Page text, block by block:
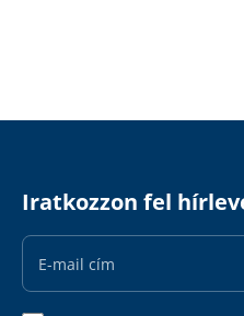
Iratkozzon fel
Email
Address